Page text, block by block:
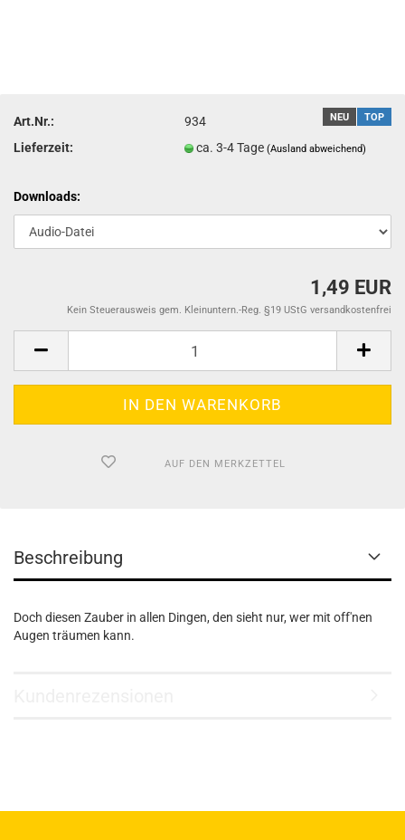
NEU TOP
Art.Nr.:
934
Lieferzeit:
ca. 3-4 Tage(Ausland abweichend)
Downloads:
1,49 EUR
Kein Steuerausweis gem. Kleinuntern.-Reg. §19 UStG versandkostenfrei
AUF DEN MERKZETTEL
Beschreibung
Doch diesen Zauber in allen Dingen, den sieht nur, wer mit off'nen
Augen träumen kann.